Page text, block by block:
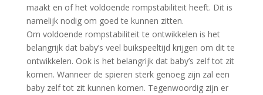
maakt en of het voldoende rompstabiliteit heeft. Dit is
namelijk nodig om goed te kunnen zitten.
Om voldoende rompstabiliteit te ontwikkelen is het
belangrijk dat baby’s veel buikspeeltijd krijgen om dit te
ontwikkelen. Ook is het belangrijk dat baby’s zelf tot zit
komen. Wanneer de spieren sterk genoeg zijn zal een
baby zelf tot zit kunnen komen. Tegenwoordig zijn er